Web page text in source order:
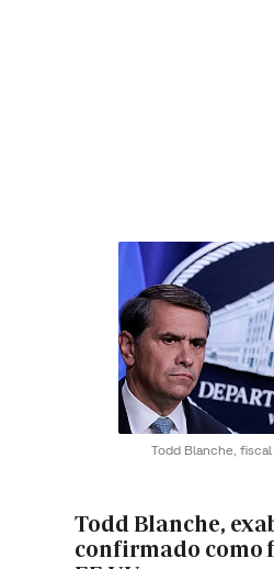
Todd Blanche,
Todd Blanche,
confirmado como